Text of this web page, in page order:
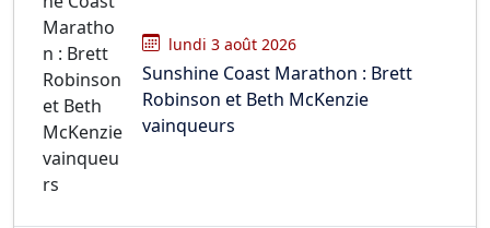
lundi 3 août 2026
Sunshine Coast Marathon : Brett
Robinson et Beth McKenzie
vainqueurs